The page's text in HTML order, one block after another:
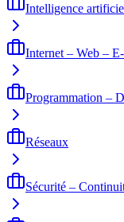
Intelligence
Internet – Web –
Programmation –
Réseaux
Sécurité –